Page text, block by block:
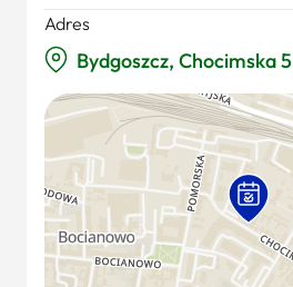
Adres
Bydgoszcz, Chocimska 5